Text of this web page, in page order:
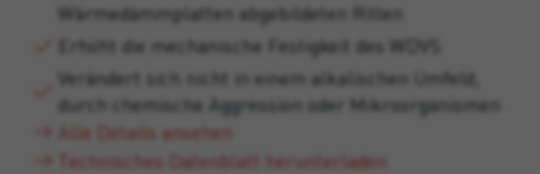
Wärmedämmplatten abgebildeten Rillen
Erhöht die mechanische Festigkeit des WDVS
Verändert sich nicht in einem alkalischen Umfeld,
durch chemische Aggression oder Mikroorganismen
Alle Details ansehen
Technisches Datenblatt herunterladen